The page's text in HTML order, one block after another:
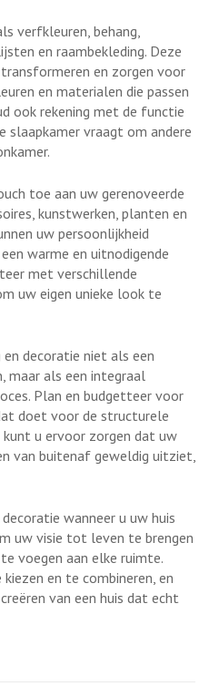
verfkleuren, behang,
en raambekleding. Deze
en zorgen voor
en materialen die passen
ook rekening met de functie
slaapkamer vraagt om andere
toe aan uw gerenoveerde
kunstwerken, planten en
uw persoonlijkheid
warme en uitnodigende
met verschillende
uw eigen unieke look te
decoratie niet als een
maar als een integraal
Plan en budgetteer voor
doet voor de structurele
kunt u ervoor zorgen dat uw
van buitenaf geweldig uitziet,
wanneer u uw huis
uw visie tot leven te brengen
voegen aan elke ruimte.
en te combineren, en
van een huis dat echt